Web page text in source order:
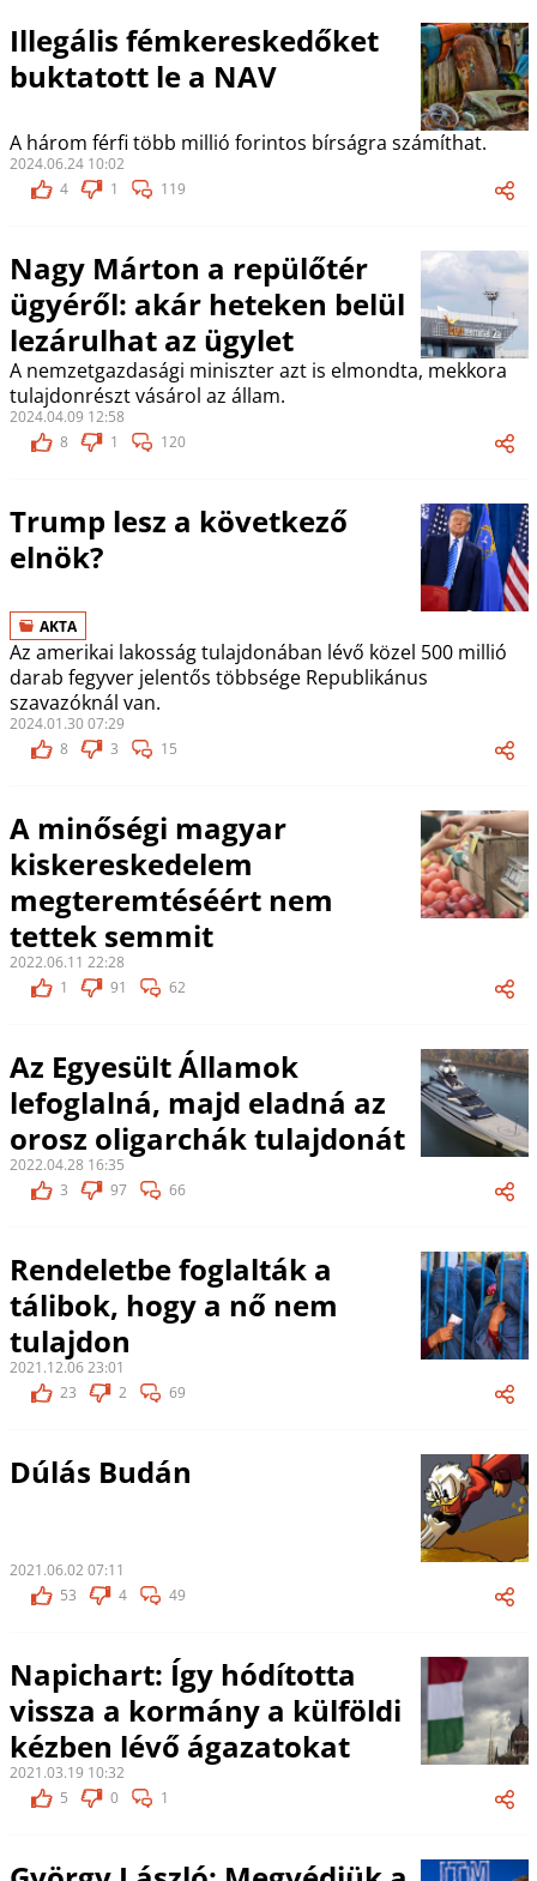
Illegális fémkereskedőket
buktatott le a NAV
A három férfi több millió forintos bírságra számíthat.
2024.06.24 10:02
4
1 119
Nagy Márton a repülőtér
ügyéről: akár heteken belül
lezárulhat az ügylet
A nemzetgazdasági miniszter azt is elmondta, mekkora
tulajdonrészt vásárol az állam.
2024.04.09 12:58
8
1 120
Trump lesz a következő
elnök?
AKTA
Az amerikai lakosság tulajdonában lévő közel 500 millió
darab fegyver jelentős többsége Republikánus
szavazóknál van.
2024.01.30 07:29
8
3 15
A minőségi magyar
kiskereskedelem
megteremtéséért nem
tettek semmit
2022.06.11 22:28
1
91 62
Az Egyesült Államok
lefoglalná, majd eladná az
orosz oligarchák tulajdonát
2022.04.28 16:35
3
97 66
Rendeletbe foglalták a
tálibok, hogy a nő nem
tulajdon
2021.12.06 23:01
23
2 69
Dúlás Budán
2021.06.02 07:11
53
4 49
Napichart: Így hódította
vissza a kormány a külföldi
kézben lévő ágazatokat
2021.03.19 10:32
5
0 1